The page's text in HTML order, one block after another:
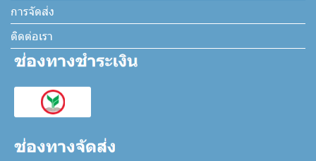
การจัดส่ง
ติดต่อเรา